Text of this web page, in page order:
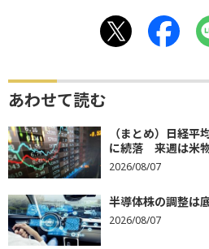
あわせて読む
（まとめ）日経
に続落 来週は米
2026/08/07
半導体株の調整は
2026/08/07